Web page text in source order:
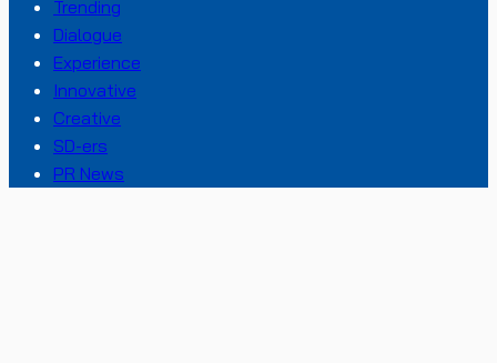
Trending
Dialogue
Experience
Innovative
Creative
SD-ers
PR News